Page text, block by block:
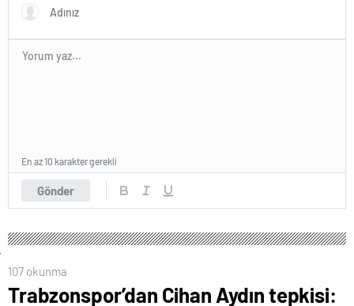
Gönder
En az 10 karakter gerekli
107 okunma
Trabzonspor’dan Cihan Aydın tepkisi: